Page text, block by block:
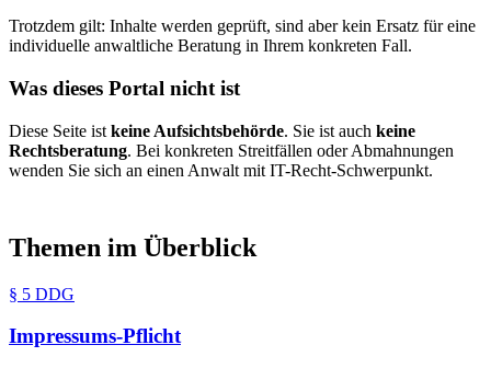
Trotzdem gilt: Inhalte werden geprüft, sind aber kein Ersatz für eine
individuelle anwaltliche Beratung in Ihrem konkreten Fall.
Was dieses Portal nicht ist
Diese Seite ist keine Aufsichtsbehörde. Sie ist auch keine
Rechtsberatung. Bei konkreten Streitfällen oder Abmahnungen
wenden Sie sich an einen Anwalt mit IT-Recht-Schwerpunkt.
Themen im Überblick
§ 5 DDG
Impressums-Pflicht